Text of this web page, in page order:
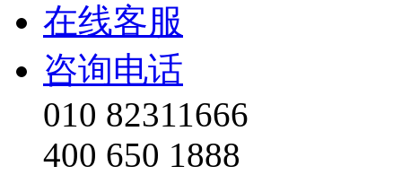
在线客服
咨询电话
010 82311666
400 650 1888